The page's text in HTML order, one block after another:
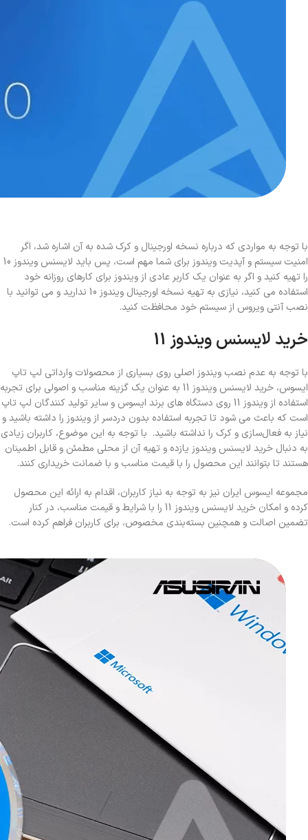
با توجه به مواردی که درباره نسخه اورجینال و کرک شده به آن اشاره شد، اگر
امنیت سیستم و آپدیت ویندوز برای شما مهم است، پس باید لایسنس ویندوز 10
را تهیه کنیدو اگر به عنوان یک کاربر عادی از ویندوز برای کارهای روزانه خود
استفاده می کنید، نیازی به تهیه نسخه اورجینال ویندوز 10 ندارید و می توانید با
نصب آنتی ویروس از سیستم خود محافظت کنید.
خرید لایسنس ویندوز 11
با توجه به عدم نصب ویندوز اصلی روی بسیاری از محصولات وارداتی لپ تاپ
ایسوس، خرید لایسنس ویندوز 11 به عنوان یک گزینه مناسب و اصولی برای تجربه
استفاده از ویندوز 11 روی دستگاه های برند ایسوس و سایر تولید کنندگان لپ تاپ
است که باعث می شود تا تجربه استفاده بدون دردسر از ویندوز را داشته باشید و
نیاز به فعال‌سازی و کرک را نداشته باشید. با توجه به این موضوع، کاربران زیادی
به دنبال خرید لایسنس ویندوز یازده و تهیه آن از محلی مطمئن و قابل اطمینان
هستند تا بتوانند این محصول را با قیمت مناسب و با ضمانت خریداری کنند.
مجموعه ایسوس ایران نیز به توجه به نیاز کاربران، اقدام به ارائه این محصول
کرده و امکان خرید لایسنس ویندوز 11 را با شرایط و قیمت مناسب، در کنار
تضمین اصالت و همچنین بسته‌بندی مخصوص، برای کاربران فراهم کرده است.